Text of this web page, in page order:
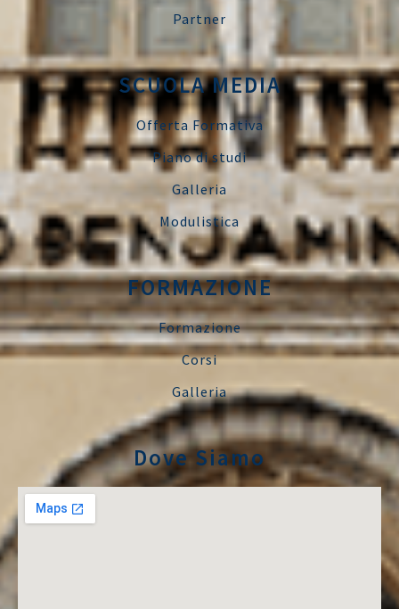
Partner
SCUOLA MEDIA
Offerta Formativa
Piano di studi
Galleria
Modulistica
FORMAZIONE
Formazione
Corsi
Galleria
Dove Siamo